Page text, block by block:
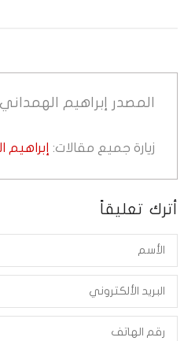
المصدر إبراهيم الهمداني
زيارة جميع مقالات:
أترك تعليقاً